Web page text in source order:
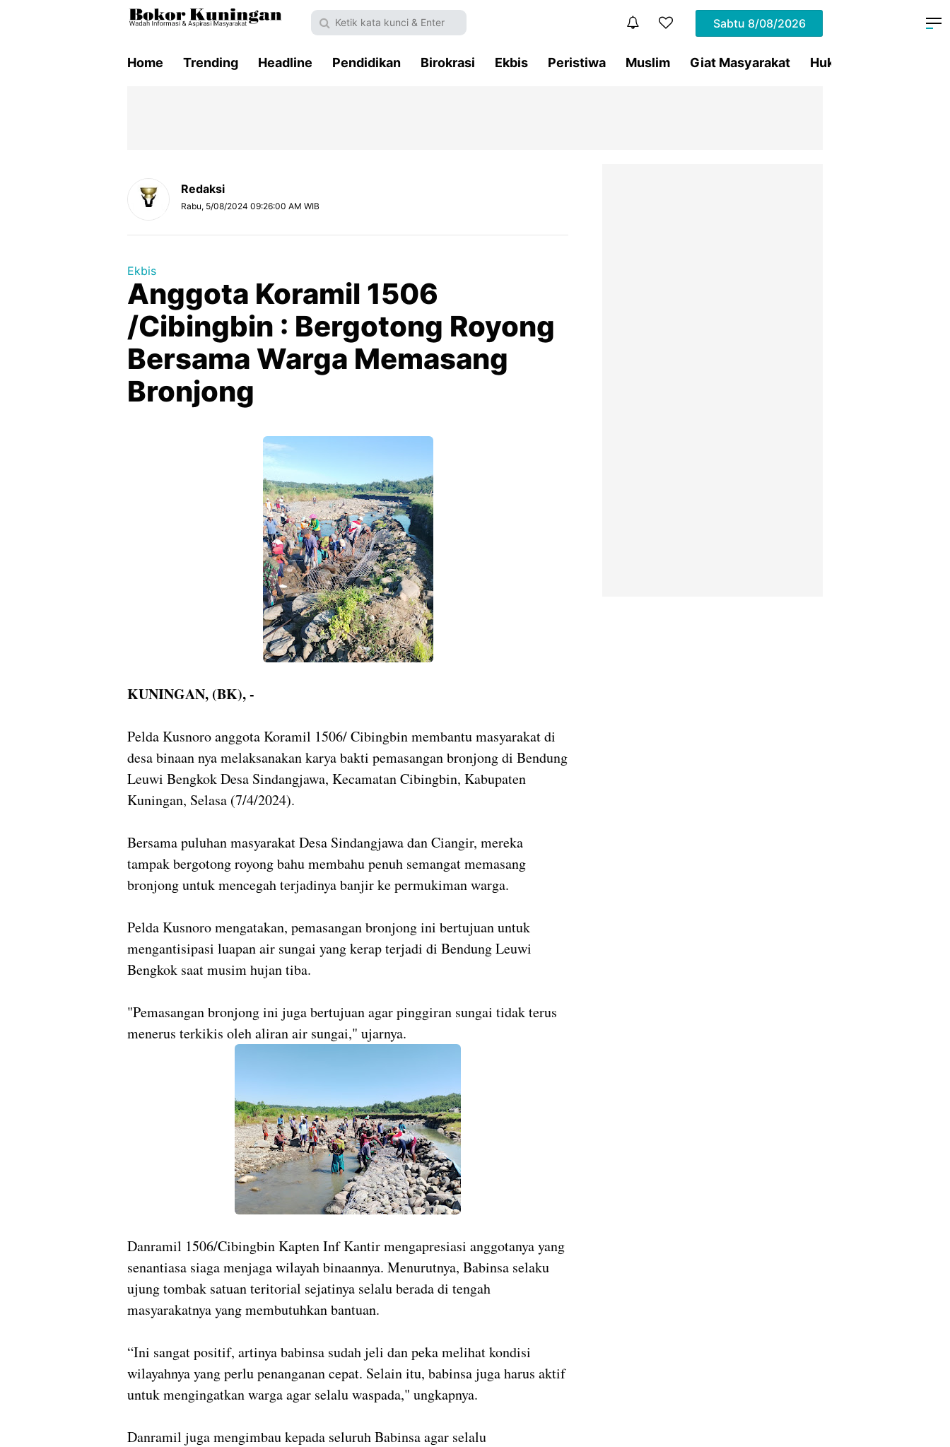
Sabtu 8/08/2026
Home Trending Headline Pendidikan Birokrasi Ekbis Peristiwa Muslim Giat Masyarakat Hukum
Redaksi
Rabu, 5/08/2024 09:26:00 AM WIB
Ekbis
Anggota Koramil 1506
/Cibingbin : Bergotong Royong
Bersama Warga Memasang
Bronjong
KUNINGAN, (BK), -
Pelda Kusnoro anggota Koramil 1506/ Cibingbin membantu masyarakat di
desa binaan nya melaksanakan karya bakti pemasangan bronjong di Bendung
Leuwi Bengkok Desa Sindangjawa, Kecamatan Cibingbin, Kabupaten
Kuningan, Selasa (7/4/2024).
Bersama puluhan masyarakat Desa Sindangjawa dan Ciangir, mereka
tampak bergotong royong bahu membahu penuh semangat memasang
bronjong untuk mencegah terjadinya banjir ke permukiman warga.
Pelda Kusnoro mengatakan, pemasangan bronjong ini bertujuan untuk
mengantisipasi luapan air sungai yang kerap terjadi di Bendung Leuwi
Bengkok saat musim hujan tiba.
"Pemasangan bronjong ini juga bertujuan agar pinggiran sungai tidak terus
menerus terkikis oleh aliran air sungai," ujarnya.
Danramil 1506/Cibingbin Kapten Inf Kantir mengapresiasi anggotanya yang
senantiasa siaga menjaga wilayah binaannya. Menurutnya, Babinsa selaku
ujung tombak satuan teritorial sejatinya selalu berada di tengah
masyarakatnya yang membutuhkan bantuan.
“Ini sangat positif, artinya babinsa sudah jeli dan peka melihat kondisi
wilayahnya yang perlu penanganan cepat. Selain itu, babinsa juga harus aktif
untuk mengingatkan warga agar selalu waspada," ungkapnya.
Danramil juga mengimbau kepada seluruh Babinsa agar selalu